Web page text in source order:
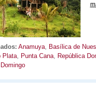
Anamuya, Basílica de
Plata, Punta Cana, República